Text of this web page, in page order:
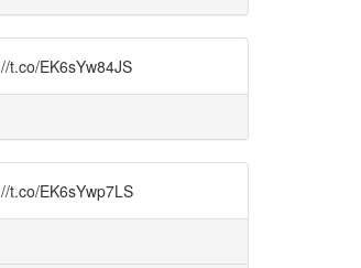
t.co/EK6sYw84JS
t.co/EK6sYwp7LS